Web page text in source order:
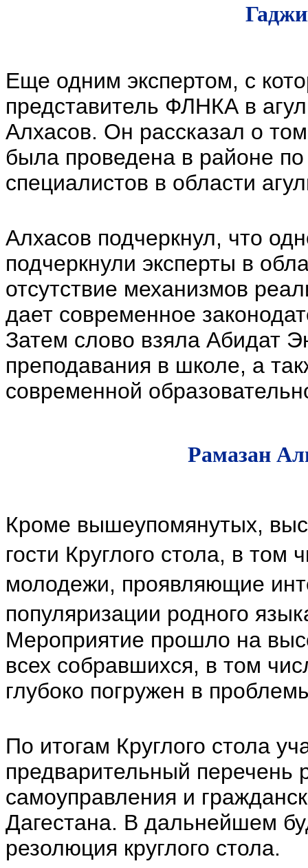
Еще одним экспертом, с
представитель ФЛНКА в
Алхасов. Он рассказал о
была проведена в районе
специалистов в области
Алхасов подчеркнул, что
подчеркнули эксперты в
отсутствие механизмов
дает современное
Затем слово взяла Абидат
преподавания в школе, а
современной
Рамазан
Кроме вышеупомянутых,
гости Круглого стола, в том
молодежи, проявляющие
популяризации родного
Мероприятие прошло на
всех собравшихся, в том
глубоко погружен в
По итогам Круглого стола
предварительный перечень
самоуправления и
Дагестана. В дальнейшем
резолюция круглого стола.